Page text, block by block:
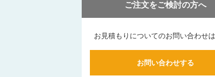
ご注文をご検討の方へ
お見積もりについてのお問い合わせ
お問い合わせする